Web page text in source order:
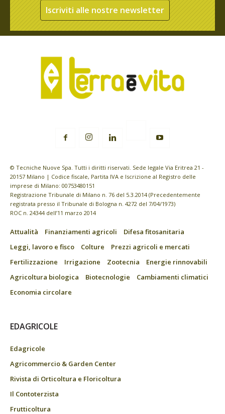
Iscriviti alle nostre newsletter
© Tecniche Nuove Spa. Tutti i diritti riservati. Sede legale Via Eritrea 21 -
20157 Milano | Codice fiscale, Partita IVA e Iscrizione al Registro delle
imprese di Milano: 00753480151
Registrazione Tribunale di Milano n. 76 del 5.3.2014 (Precedentemente
registrata presso il Tribunale di Bologna n. 4272 del 7/04/1973)
ROC n. 24344 dell’11 marzo 2014
Attualità Finanziamenti agricoli
Difesa fitosanitaria
Leggi, lavoro e fisco
Colture
Prezzi agricoli e mercati
Fertilizzazione
Irrigazione Zootecnia
Energie rinnovabili
Agricoltura biologica
Biotecnologie
Cambiamenti climatici
Economia circolare
EDAGRICOLE
Edagricole
Agricommercio & Garden Center
Rivista di Orticoltura e Floricoltura
Il Contoterzista
Frutticoltura